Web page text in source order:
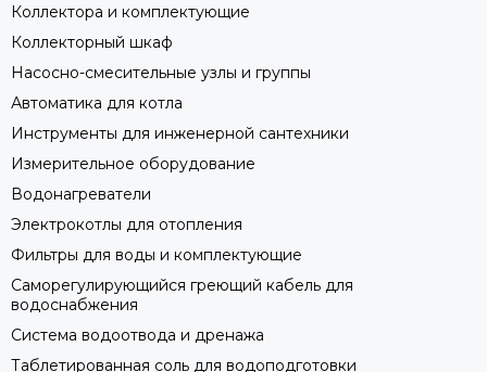
Коллектора и комплектующие
Коллекторный шкаф
Насосно-смесительные узлы и группы
Автоматика для котла
Инструменты для инженерной сантехники
Измерительное оборудование
Водонагреватели
Электрокотлы для отопления
Фильтры для воды и комплектующие
Саморегулирующийся греющий кабель для
водоснабжения
Система водоотвода и дренажа
Таблетированная соль для водоподготовки